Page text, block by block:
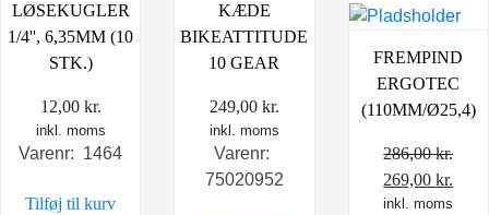
LØSEKUGLER
1/4'', 6,35MM (10
STK.)
12,00 kr.
inkl. moms
Varenr: 1464
Tilføj til kurv
KÆDE
BIKEATTITUDE
10 GEAR
249,00 kr.
inkl. moms
Varenr:
75020952
FREMPIND
ERGOTEC
(110MM/Ø25,4)
286,00kr.
Den
oprindelige
269,00kr.
inkl. moms